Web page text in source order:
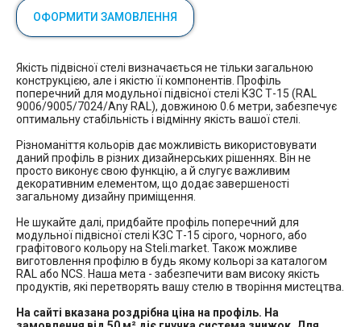
ОФОРМИТИ ЗАМОВЛЕННЯ
Якість підвісної стелі визначається не тільки загальною
конструкцією, але і якістю її компонентів. Профіль
поперечний для модульної підвісної стелі КЗС Т-15 (RAL
9006/9005/7024/Any RAL), довжиною 0.6 метри, забезпечує
оптимальну стабільність і відмінну якість вашої стелі.
Різноманіття кольорів дає можливість використовувати
даний профіль в різних дизайнерських рішеннях. Він не
просто виконує свою функцію, а й слугує важливим
декоративним елементом, що додає завершеності
загальному дизайну приміщення.
Не шукайте далі, придбайте профіль поперечний для
модульної підвісної стелі КЗС Т-15 сірого, чорного, або
графітового кольору на Steli.market. Також можливе
виготовлення профілю в будь якому кольорі за каталогом
RAL або NCS. Наша мета - забезпечити вам високу якість
продуктів, які перетворять вашу стелю в творіння мистецтва.
На сайті вказана роздрібна ціна на профіль. На